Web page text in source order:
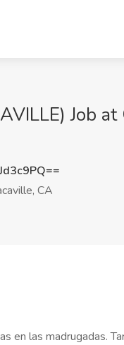
Job
CA
en las madrugadas.